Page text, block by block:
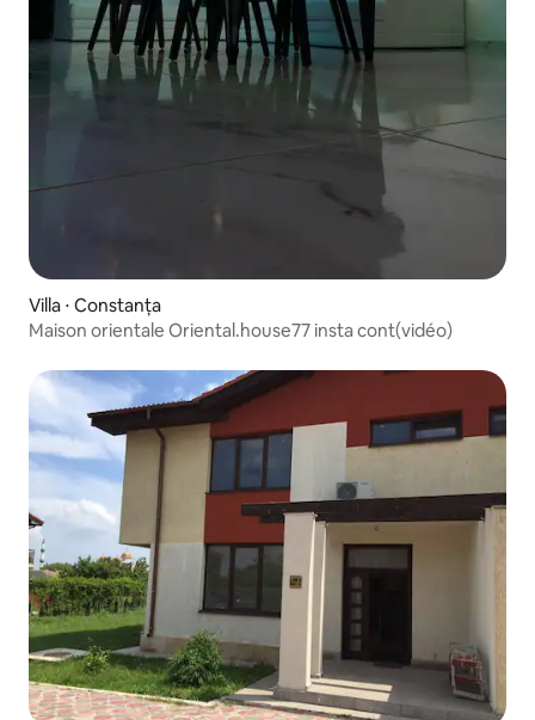
Villa ⋅ Constanța
Maison orientale Oriental.house77 insta cont(vidéo)